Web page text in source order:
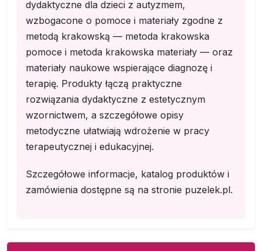
dydaktyczne dla dzieci z autyzmem,
wzbogacone o pomoce i materiały zgodne z
metodą krakowską — metoda krakowska
pomoce i metoda krakowska materiały — oraz
materiały naukowe wspierające diagnozę i
terapię. Produkty łączą praktyczne
rozwiązania dydaktyczne z estetycznym
wzornictwem, a szczegółowe opisy
metodyczne ułatwiają wdrożenie w pracy
terapeutycznej i edukacyjnej.
Szczegółowe informacje, katalog produktów i
zamówienia dostępne są na stronie puzelek.pl.